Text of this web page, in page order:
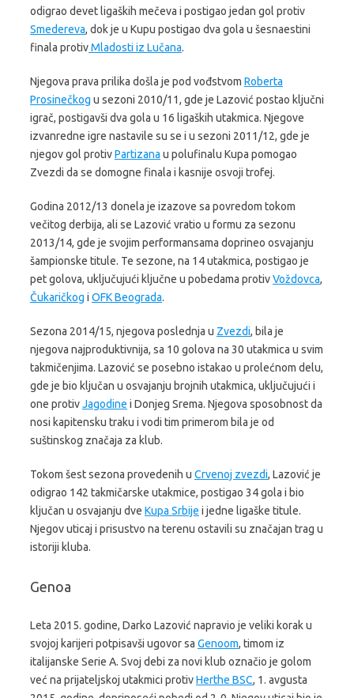
odigrao devet ligaških mečeva i postigao jedan gol protiv
Smedereva, dok je u Kupu postigao dva gola u šesnaestini
finala protivMladosti iz Lučana.
Njegova prava prilika došla je pod vođstvom Roberta
Prosinečkog u sezoni 2010/11, gde je Lazović postao ključni
igrač, postigavši dva gola u 16 ligaških utakmica. Njegove
izvanredne igre nastavile su se i u sezoni 2011/12, gde je
njegov gol protivPartizana u polufinalu Kupa pomogao
Zvezdi da se domogne finala i kasnije osvoji trofej.
Godina 2012/13 donela je izazove sa povredom tokom
večitog derbija, ali se Lazović vratio u formu za sezonu
2013/14, gde je svojim performansama doprineo osvajanju
šampionske titule. Te sezone, na 14 utakmica, postigao je
pet golova, uključujući ključne u pobedama protivVoždovca,
Čukaričkog i OFK Beograda.
Sezona 2014/15, njegova poslednja u Zvezdi, bila je
njegova najproduktivnija, sa 10 golova na 30 utakmica u svim
takmičenjima. Lazović se posebno istakao u prolećnom delu,
gde je bio ključan u osvajanju brojnih utakmica, uključujući i
one protivJagodine i Donjeg Srema. Njegova sposobnost da
nosi kapitensku traku i vodi tim primerom bila je od
suštinskog značaja za klub.
Tokom šest sezona provedenih u Crvenoj zvezdi, Lazović je
odigrao 142 takmičarske utakmice, postigao 34 gola i bio
ključan u osvajanju dve Kupa Srbije i jedne ligaške titule.
Njegov uticaj i prisustvo na terenu ostavili su značajan trag u
istoriji kluba.
Genoa
Leta 2015. godine, Darko Lazović napravio je veliki korak u
svojoj karijeri potpisavši ugovor sa Genoom, timom iz
italijanske Serie A. Svoj debi za novi klub označio je golom
već na prijateljskoj utakmici protivHerthe BSC, 1. avgusta